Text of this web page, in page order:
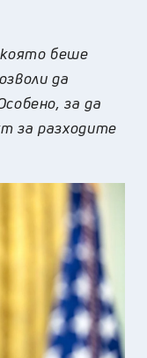
беше
да
за да
за разходите